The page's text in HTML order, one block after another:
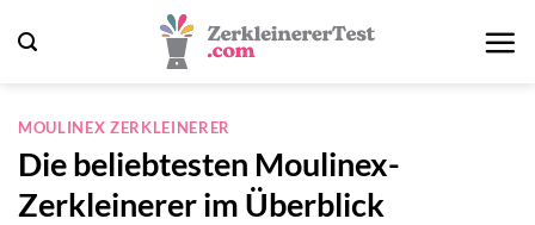
Inhalt
MOULINEX ZERKLEINERER
Die beliebtesten Moulinex-
Zerkleinerer im Überblick